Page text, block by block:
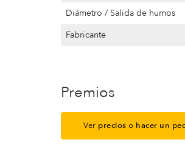
Diámetro / Salida de humos
Fabricante
Premios
Ver precios o hacer un